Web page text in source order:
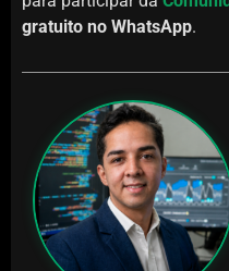
gratuito no WhatsApp.